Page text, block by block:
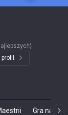
Gra na